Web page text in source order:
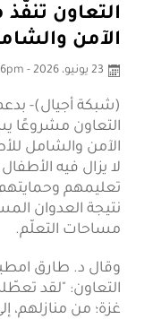
التعاون
الآمن
23 يونيو، 2026 - 04:06pm
(شبكة أجيال)-
التعاون مشروعًا
الآمن والشامل
لا يزال فيه
تعليمهم
نتيجة العدوان
مساحات التعلّم.
وقال د. طارق
التعاون: "لقد
غزة؛ من منازلهم،